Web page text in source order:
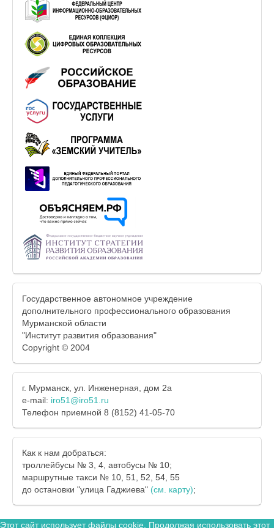
Государственное автономное учреждение
дополнительного профессионального образования
Мурманской области
"Институт развития образования"
Copyright © 2004
г. Мурманск, ул. Инженерная, дом 2а
e-mail: iro51@iro51.ru
Телефон приемной 8 (8152) 41-05-70
Как к нам добраться:
троллейбусы № 3, 4, автобусы № 10;
маршрутные такси № 10, 51, 52, 54, 55
до остановки "улица Гаджиева" (см. карту);
Этот сайт использует файлы cookie. Продолжая использовать этот